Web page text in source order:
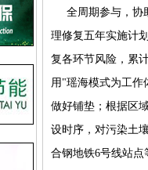
全周期参与，协
理修复五年实施计
复各环节风险，累
用"瑶海模式为工作
做好铺垫；根据区
设时序，对污染土
合钢地铁6号线站点